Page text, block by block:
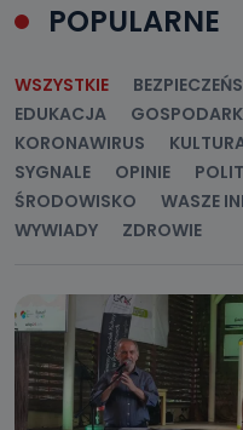
POPULARNE
WSZYSTKIE
EDUKACJA
KORONAWIRUS
SYGNALE
OPINIE
ŚRODOWISKO
WASZE
WYWIADY
ZDROWIE